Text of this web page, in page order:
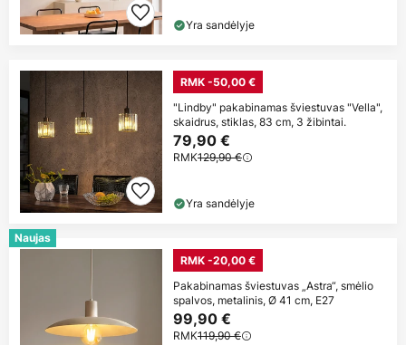
Yra sandėlyje
RMK -50,00 €
"Lindby" pakabinamas šviestuvas "Vella",
skaidrus, stiklas, 83 cm, 3 žibintai.
79,90 €
RMK129,90 €
Yra sandėlyje
Naujas
RMK -20,00 €
Pakabinamas šviestuvas „Astra“, smėlio
spalvos, metalinis, Ø 41 cm, E27
99,90 €
RMK119,90 €